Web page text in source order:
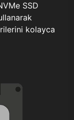
SSD
kolayca